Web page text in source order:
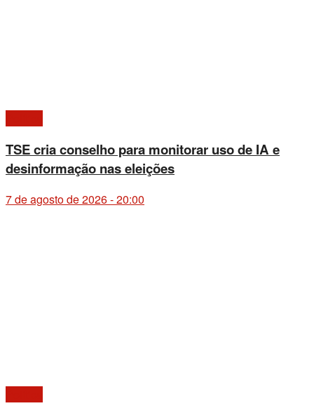
TSE cria conselho para monitorar uso de IA e
desinformação nas eleições
7 de agosto de 2026 - 20:00